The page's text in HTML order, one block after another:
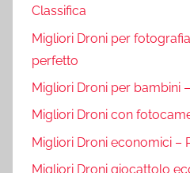
Classifica
Migliori Droni per
perfetto
Migliori Droni per bambini
Migliori Droni con
Migliori Droni economici –
Migliori Droni giocattolo